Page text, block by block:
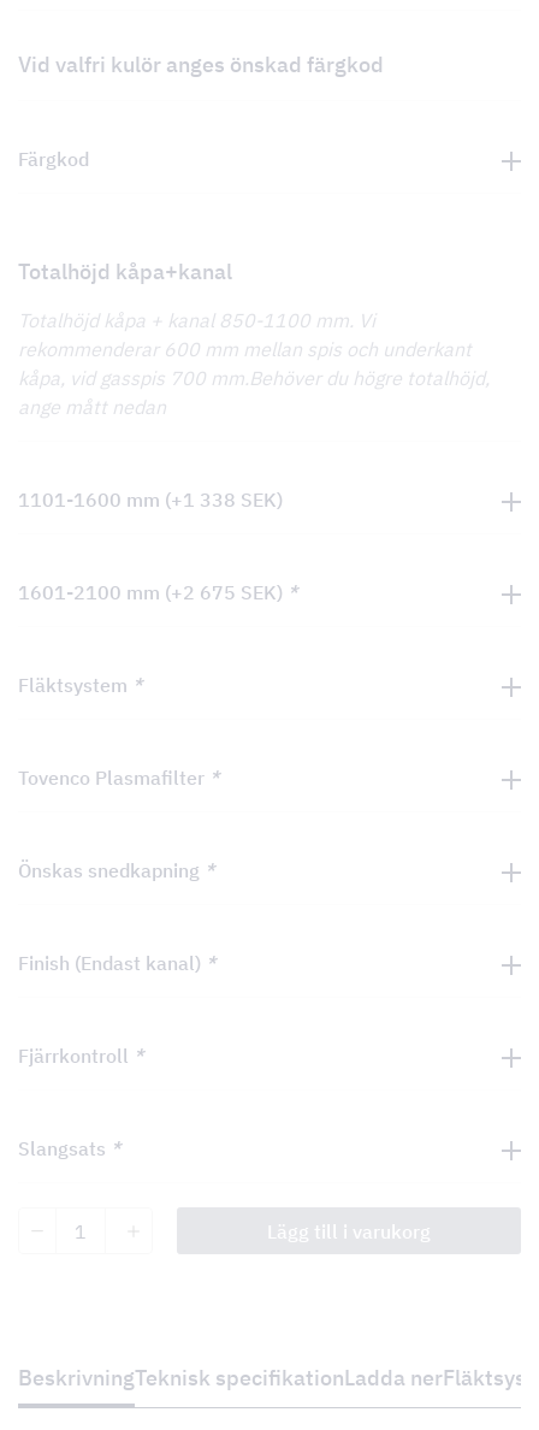
Vid valfri kulör anges önskad färgkod
Färgkod
Totalhöjd kåpa+kanal
Totalhöjd kåpa + kanal 850-1100 mm. Vi
rekommenderar 600 mm mellan spis och underkant
kåpa, vid gasspis 700 mm.Behöver du högre totalhöjd,
ange mått nedan
1101-1600 mm (+1 338 SEK)
1601-2100 mm (+2 675 SEK) *
Fläktsystem *
Tovenco Plasmafilter *
Önskas snedkapning *
Finish (Endast kanal) *
Fjärrkontroll *
Slangsats *
Lägg till i varukorg
BeskrivningTeknisk specifikationLadda ner